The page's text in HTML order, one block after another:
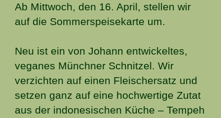
Ab Mittwoch, den 16. April, stellen wir
auf die Sommerspeisekarte um.
Neu ist ein von Johann entwickeltes,
veganes Münchner Schnitzel. Wir
verzichten auf einen Fleischersatz und
setzen ganz auf eine hochwertige Zutat
aus der indonesischen Küche – Tempeh